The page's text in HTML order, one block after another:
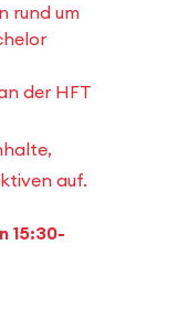
rund um
der HFT
auf.
15:30-